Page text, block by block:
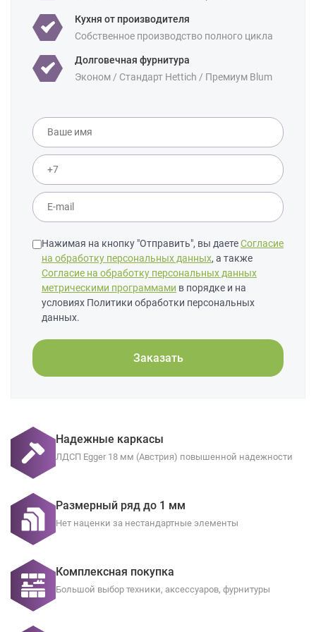
Кухня от производителя
Собственное производство полного цикла
Долговечная фурнитура
Эконом / Стандарт Hettich / Премиум Blum
Нажимая на кнопку "Отправить", вы даетеСогласие
на обработку персональных данных, а также
Согласие на обработку персональных данных
метрическими программами в порядке и на
условиях Политики обработки персональных
данных.
Заказать
Надежные каркасы
ЛДСП Egger 18 мм (Австрия) повышенной надежности
Размерный ряд до 1 мм
Нет наценки за нестандартные элементы
Комплексная покупка
Большой выбор техники, аксессуаров, фурнитуры